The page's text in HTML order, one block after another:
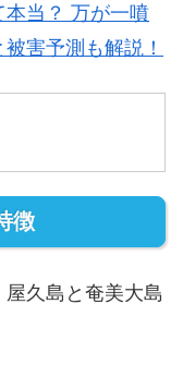
本当？ 万が一噴
害予測も解説！
徴
屋久島と奄美大島